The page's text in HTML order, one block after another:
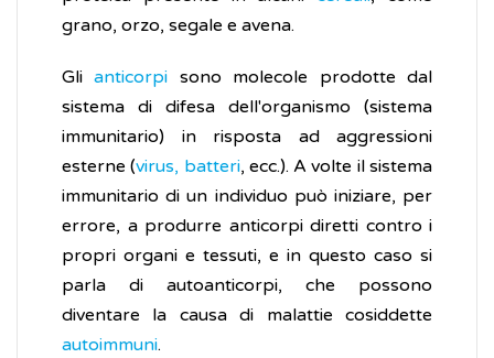
grano, orzo, segale e avena.
Glianticorpi sono molecole prodotte dal
sistema di difesa dell'organismo (sistema
immunitario) in risposta ad aggressioni
esterne (virus, batteri, ecc.). A volte il sistema
immunitario di un individuo può iniziare, per
errore, a produrre anticorpi diretti contro i
propri organi e tessuti, e in questo caso si
parla di autoanticorpi, che possono
diventare la causa di malattie cosiddette
autoimmuni.